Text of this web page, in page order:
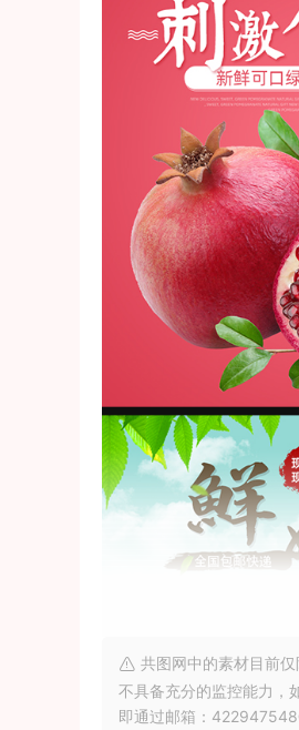
共图网中的素材目前
不具备充分的监控能力，
即通过邮箱：